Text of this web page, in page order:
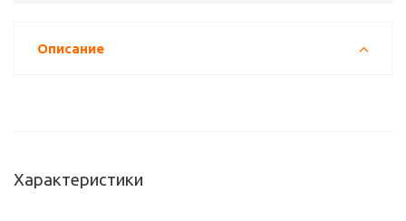
Описание
Характеристики